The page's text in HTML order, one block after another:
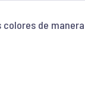
colores de